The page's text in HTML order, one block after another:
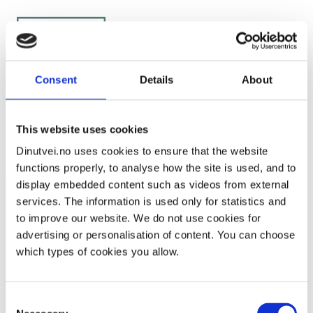
Consent Details About
This website uses cookies
Dinutvei.no uses cookies to ensure that the website
functions properly, to analyse how the site is used, and to
display embedded content such as videos from external
services. The information is used only for statistics and
to improve our website. We do not use cookies for
advertising or personalisation of content. You can choose
which types of cookies you allow.
Skip
content
Du er her:Hjem
Mann
Nasjonal veiviser ved vold i nære relasjoner, voldtekt og
andre seksuelle overgrep